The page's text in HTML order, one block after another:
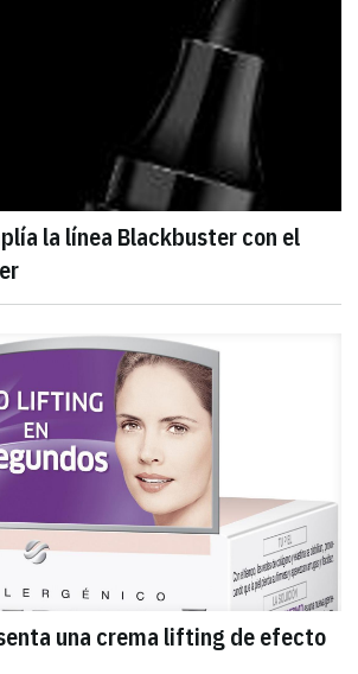
la línea Blackbuster con el
una crema lifting de efecto